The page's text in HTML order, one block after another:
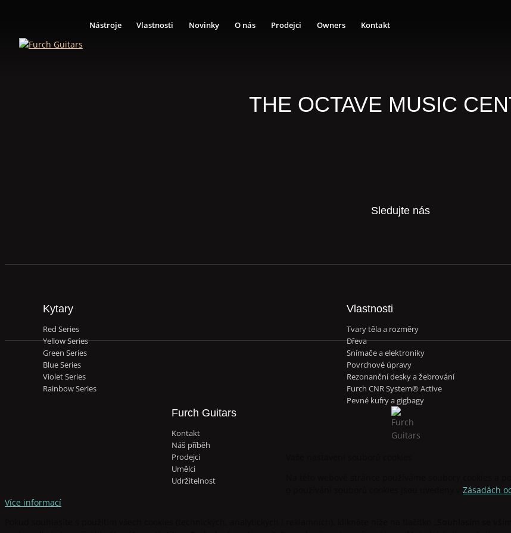
Nástroje Vlastnosti Novinky O nás Prodejci Owners Kontakt
THE OCTAVE MUSIC
Sledujte nás
Kytary
Red Series
Yellow Series
Green Series
Blue Series
Violet Series
Rainbow Series
Vlastnosti
Tvary těla a rozměry
Dřeva
Snímače a elektroniky
Povrchové úpravy
Rezonanční desky a žebrování
Furch CNR System® Active
Pevné kufry a gigbagy
Furch Guitars
Kontakt
Náš příběh
Prodejci
Umělci
Udržitelnost
Zásadách
Více informací